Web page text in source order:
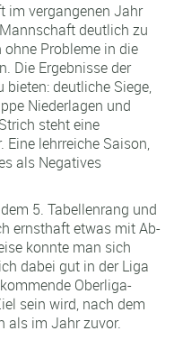
im vergangenen Jahr
deutlich zu
Probleme in die
Die Ergebnisse der
deutliche Siege,
Niederlagen und
steht eine
Eine lehrreiche Saison,
als Negatives
5. Tabellenrang und
ernsthaft etwas mit Ab-
konnte man sich
dabei gut in der Liga
Oberliga-
sein wird, nach dem
als im Jahr zuvor.